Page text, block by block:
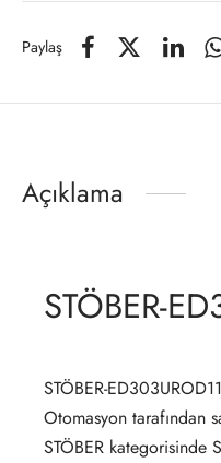
Paylaş
Açıklama
STÖBER-
STÖBER-
Otomasyon tarafından
STÖBER kategorisinde